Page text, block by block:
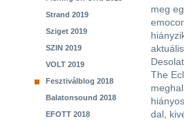
Strand 2019
Sziget 2019
SZIN 2019
VOLT 2019
Fesztiválblog 2018
Balatonsound 2018
EFOTT 2018
meg
The
dal,